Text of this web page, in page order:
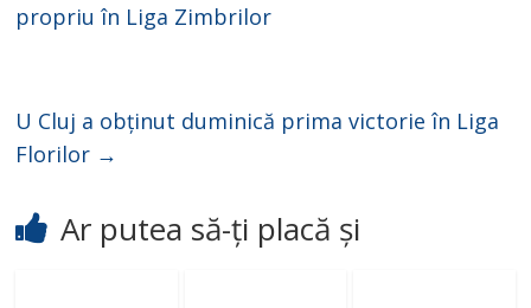
propriu în Liga Zimbrilor
U Cluj a obținut duminică prima victorie în Liga
Florilor →
Ar putea să-ți placă și